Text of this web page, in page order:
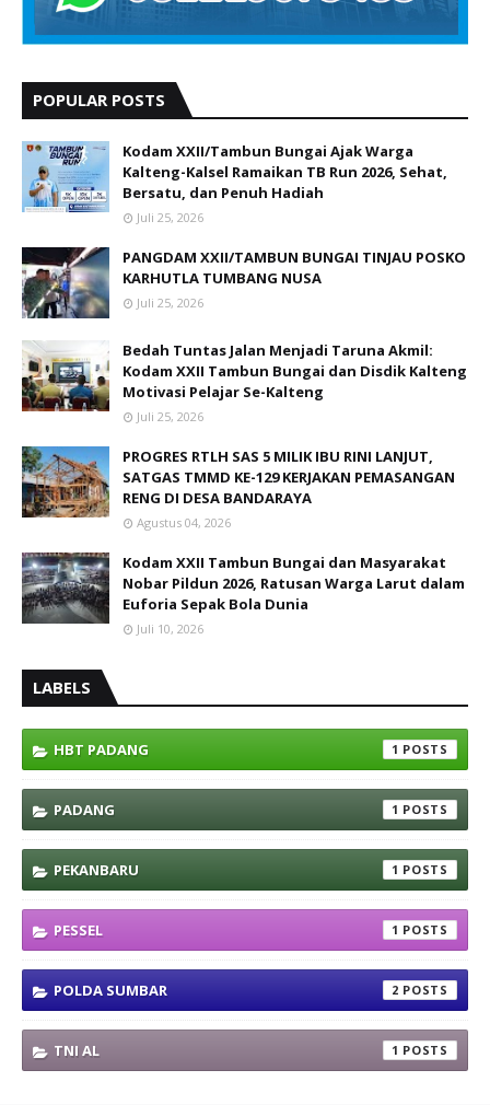
POPULAR POSTS
Kodam XXII/Tambun Bungai Ajak Warga
Kalteng-Kalsel Ramaikan TB Run 2026, Sehat,
Bersatu, dan Penuh Hadiah
Juli 25, 2026
PANGDAM XXII/TAMBUN BUNGAI TINJAU POSKO
KARHUTLA TUMBANG NUSA
Juli 25, 2026
Bedah Tuntas Jalan Menjadi Taruna Akmil:
Kodam XXII Tambun Bungai dan Disdik Kalteng
Motivasi Pelajar Se-Kalteng
Juli 25, 2026
PROGRES RTLH SAS 5 MILIK IBU RINI LANJUT,
SATGAS TMMD KE-129 KERJAKAN PEMASANGAN
RENG DI DESA BANDARAYA
Agustus 04, 2026
Kodam XXII Tambun Bungai dan Masyarakat
Nobar Pildun 2026, Ratusan Warga Larut dalam
Euforia Sepak Bola Dunia
Juli 10, 2026
LABELS
HBT PADANG 1
PADANG 1
PEKANBARU 1
PESSEL 1
POLDA SUMBAR 2
TNI AL 1